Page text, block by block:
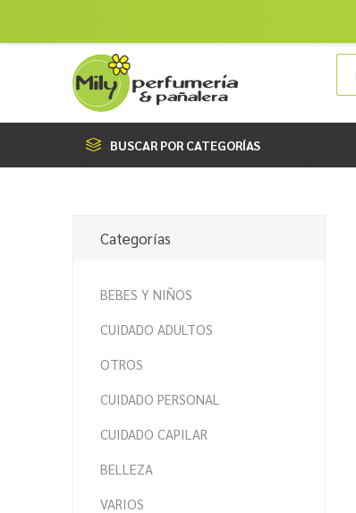
BUSCAR POR CATEGORÍAS
Categorías
BEBES Y NIÑOS
CUIDADO ADULTOS
OTROS
CUIDADO PERSONAL
CUIDADO CAPILAR
BELLEZA
VARIOS